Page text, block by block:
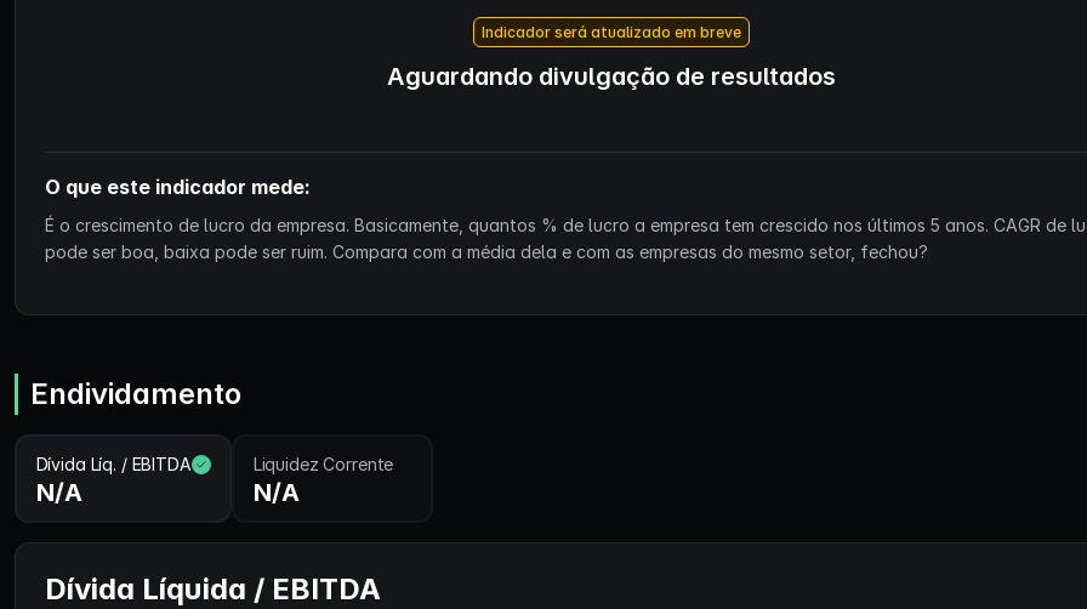
Indicador será atualizado em breve
Aguardando divulgação de resultados
O que este indicador mede:
É o crescimento de lucro da empresa. Basicamente, quantos % de lucro a empresa tem crescido nos últimos 5 anos. CAGR de
pode ser boa, baixa pode ser ruim. Compara com a média dela e com as empresas do mesmo setor, fechou?
Endividamento
Dívida Líq. / EBITDA
N/A
Liquidez Corrente
N/A
Dívida Líquida / EBITDA